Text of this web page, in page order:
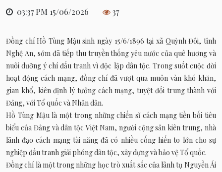
03:37 PM 15/06/2026 37
Đồng chí Hồ Tùng Mậu sinh ngày 15/6/1896 tại xã Quỳnh Đôi, tỉnh
Nghệ An, sớm đã tiếp thu truyền thống yêu nước của quê hương và
nuôi dưỡng ý chí đấu tranh vì độc lập dân tộc. Trong suốt cuộc đời
hoạt động cách mạng, đồng chí đã vượt qua muôn vàn khó khăn,
gian khổ, kiên định lý tưởng cách mạng, tuyệt đối trung thành với
Đảng, với Tổ quốc và Nhân dân.
Hồ Tùng Mậu là một trong những chiến sĩ cách mạng tiền bối tiêu
biểu của Đảng và dân tộc Việt Nam, người cộng sản kiên trung, nhà
lãnh đạo cách mạng tài năng đã có nhiều cống hiến to lớn cho sự
nghiệp đấu tranh giải phóng dân tộc, xây dựng và bảo vệ Tổ quốc.
Đồng chí là một trong những học trò xuất sắc của lãnh tụ Nguyễn Ái